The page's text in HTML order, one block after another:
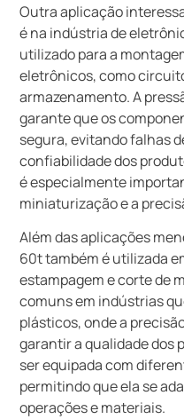
Outra aplicação
é na indústria de
utilizado para a
eletrônicos, como
armazenamento. A
garante que os
segura, evitando falhas
confiabilidade dos
é especialmente
miniaturização e a
Além das aplicações
60t também é utilizada
estampagem e corte de
comuns em indústrias
plásticos, onde a
garantir a qualidade dos
ser equipada com
permitindo que ela se
operações e materiais.